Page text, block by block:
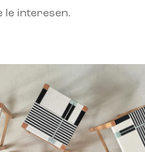
le interesen.